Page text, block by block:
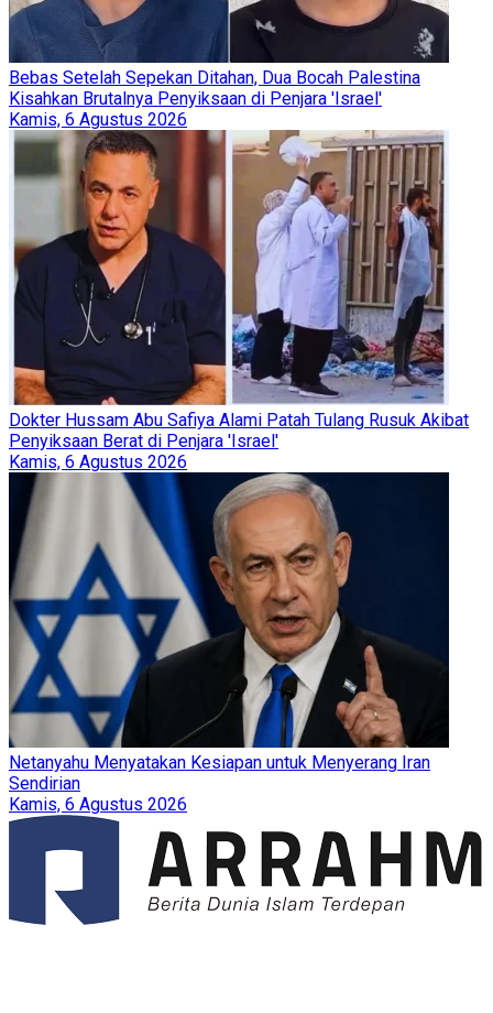
Bebas Setelah Sepekan Ditahan, Dua Bocah Palestina
Kisahkan Brutalnya Penyiksaan di Penjara 'Israel'
Kamis, 6 Agustus 2026
Dokter Hussam Abu Safiya Alami Patah Tulang Rusuk Akibat
Penyiksaan Berat di Penjara 'Israel'
Kamis, 6 Agustus 2026
Netanyahu Menyatakan Kesiapan untuk Menyerang Iran
Sendirian
Kamis, 6 Agustus 2026